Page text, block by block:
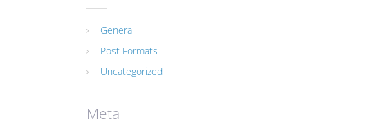
General
Post Formats
Uncategorized
Meta